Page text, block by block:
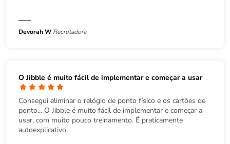
Devorah W Recrutadora
O Jibble é muito fácil de implementar e começar a usar
Consegui eliminar o relógio de ponto físico e os cartões de
ponto... O Jibble é muito fácil de implementar e começar a
usar, com muito pouco treinamento. É praticamente
autoexplicativo.